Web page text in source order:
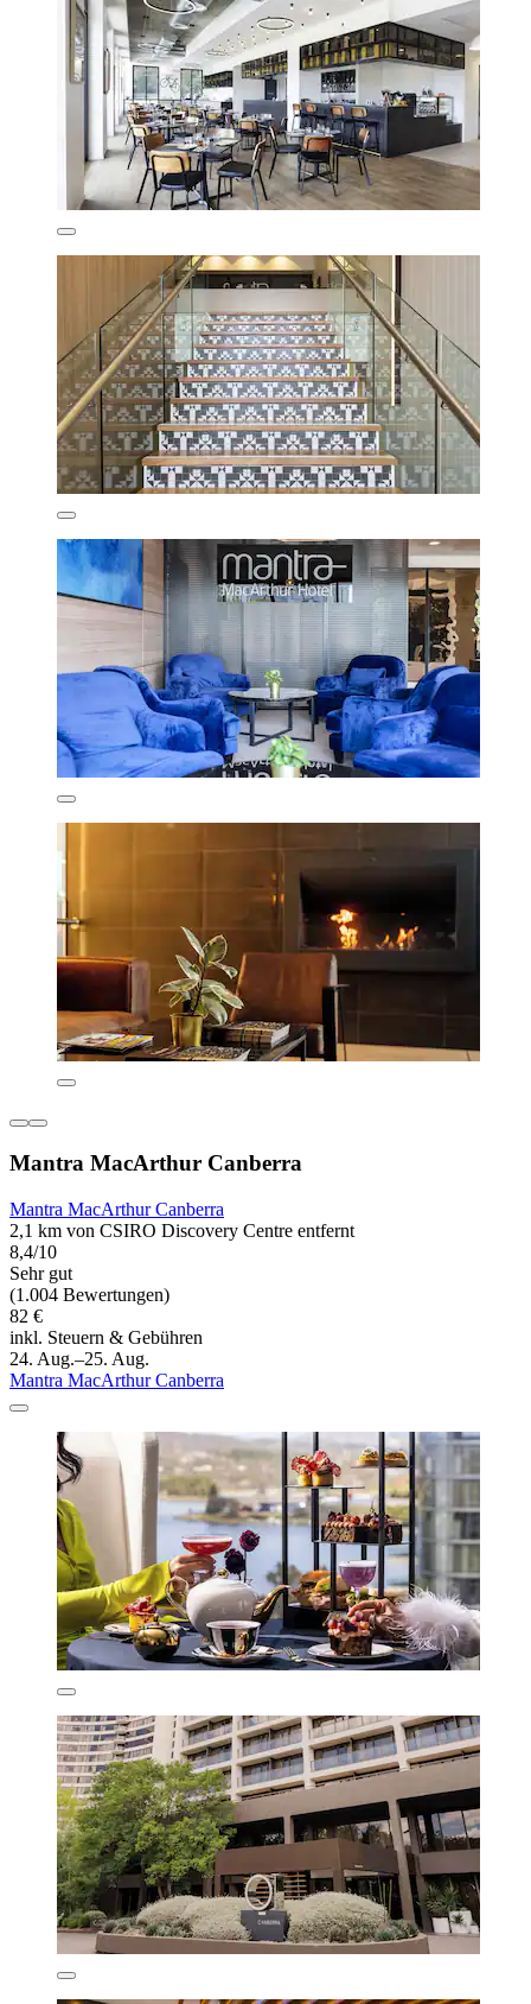
Mantra MacArthur Canberra
Mantra MacArthur Canberra
2,1 km von CSIRO Discovery Centre entfernt
8,4/10
Sehr gut
(1.004 Bewertungen)
82 €
inkl. Steuern & Gebühren
24. Aug.–25. Aug.
Mantra MacArthur Canberra